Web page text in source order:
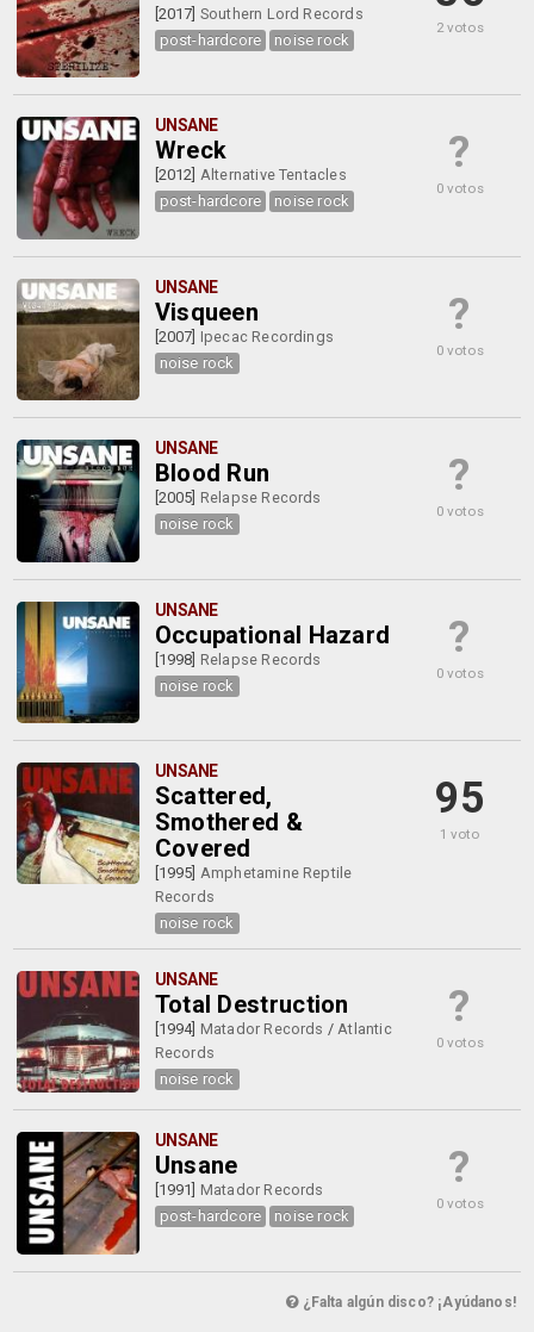
[2017] Southern Lord Records
post-hardcore
noise rock
2 votos
UNSANE
Wreck
[2012] Alternative Tentacles
post-hardcore
noise rock
?
0 votos
UNSANE
Visqueen
[2007] Ipecac Recordings
noise rock
?
0 votos
UNSANE
Blood Run
[2005] Relapse Records
noise rock
?
0 votos
UNSANE
Occupational Hazard
[1998] Relapse Records
noise rock
?
0 votos
UNSANE
Scattered,
Smothered &
Covered
[1995] Amphetamine Reptile
Records
noise rock
95
1 voto
UNSANE
Total Destruction
[1994] Matador Records /Atlantic
Records
noise rock
?
0 votos
UNSANE
Unsane
[1991] Matador Records
post-hardcore
noise rock
?
0 votos
¿Falta algún disco? ¡Ayúdanos!